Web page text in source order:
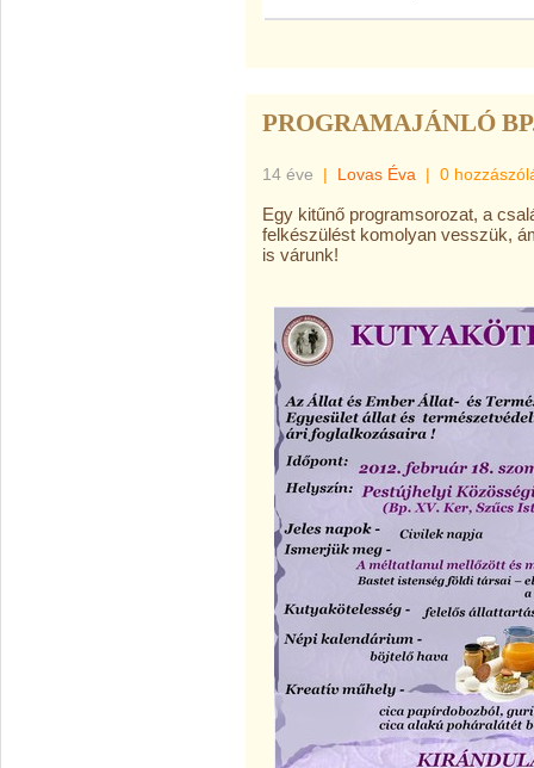
PROGRAMAJÁNLÓ
14 éve | Lovas Éva | 0
Egy kitűnő programsorozat, a
felkészülést komolyan vesszük,
is várunk!